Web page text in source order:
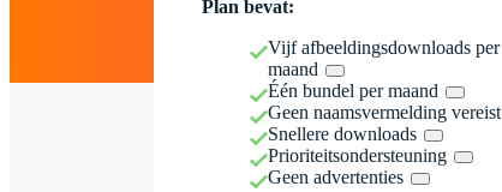
Plan bevat:
Vijf afbeeldingsdownloads per
maand
Één bundel per maand
Geen naamsvermelding vereist
Snellere downloads
Prioriteitsondersteuning
Geen advertenties